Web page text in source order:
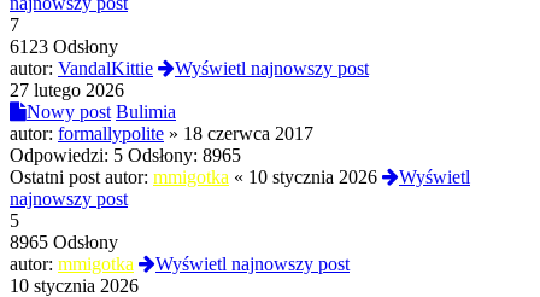
7
6123 Odsłony
autor: VandalKittie
Wyświetl najnowszy post
27 lutego 2026
Nowy post Bulimia
autor: formallypolite » 18 czerwca 2017
Odpowiedzi: 5 Odsłony: 8965
Ostatni post autor: mmigotka « 10 stycznia 2026
Wyświetl
najnowszy post
5
8965 Odsłony
autor: mmigotka
Wyświetl najnowszy post
10 stycznia 2026